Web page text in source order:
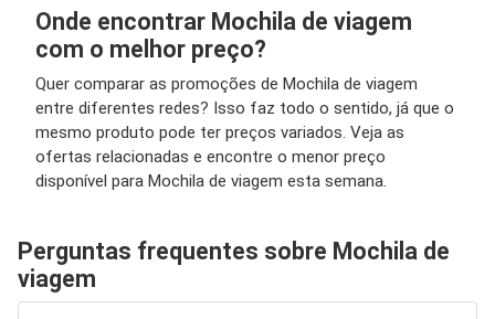
Onde encontrar Mochila de viagem
com o melhor preço?
Quer comparar as promoções de Mochila de viagem
entre diferentes redes? Isso faz todo o sentido, já que o
mesmo produto pode ter preços variados. Veja as
ofertas relacionadas e encontre o menor preço
disponível para Mochila de viagem esta semana.
Perguntas frequentes sobre Mochila de
viagem